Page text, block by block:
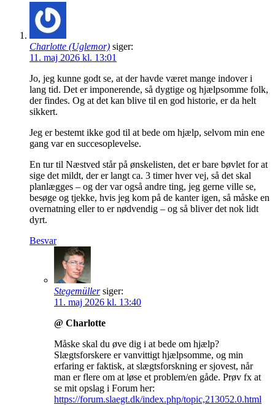
Charlotte (Uglemor) siger:
11. maj 2026 kl. 13:01
Jo, jeg kunne godt se, at der havde været mange indover i
lang tid. Det er imponerende, så dygtige og hjælpsomme folk,
der findes. Og at det kan blive til en god historie, er da helt
sikkert.
Jeg er bestemt ikke god til at bede om hjælp, selvom min ene
gang var en succesoplevelse.
En tur til Næstved står på ønskelisten, det er bare bøvlet for at
sige det mildt, der er langt ca. 3 timer hver vej, så det skal
planlægges – og der var også andre ting, jeg gerne ville se,
besøge og tjekke, hvis jeg kom på de kanter igen, så måske en
overnatning eller to er nødvendig – og så bliver det nok lidt
dyrt.
Besvar
Stegemüller siger:
11. maj 2026 kl. 13:40
@ Charlotte
Måske skal du øve dig i at bede om hjælp?
Slægtsforskere er vanvittigt hjælpsomme, og min
erfaring er faktisk, at slægtsforskning er sjovest, når
man er flere om at løse et problem/en gåde. Prøv fx at
se mit opslag i Forum her:
https://forum.slaegt.dk/index.php/topic,213052.0.html